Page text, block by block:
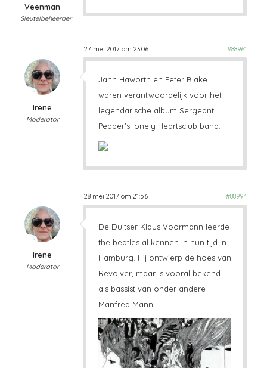
Veenman
Sleutelbeheerder
27 mei 2017 om 23:06 #88961
Irene
Moderator
Jann Haworth en Peter Blake
waren verantwoordelijk voor het
legendarische album Sergeant
Pepper’s lonely Heartsclub band:
28 mei 2017 om 21:56 #88994
Irene
Moderator
De Duitser Klaus Voormann leerde
the beatles al kennen in hun tijd in
Hamburg. Hij ontwierp de hoes van
Revolver, maar is vooral bekend
als bassist van onder andere
Manfred Mann.